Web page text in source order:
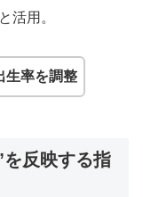
活用。
生率を調整
を反映する指